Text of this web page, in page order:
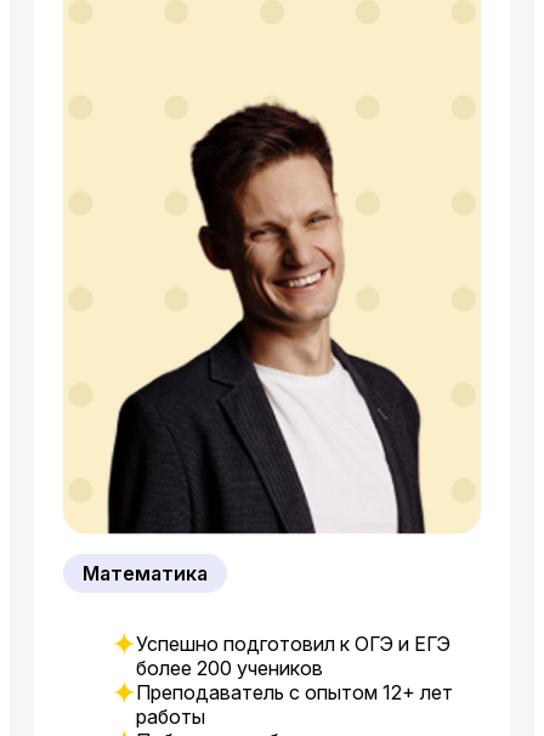
Математика
Успешно подготовил к ОГЭ и ЕГЭ
более 200 учеников
Преподаватель с опытом 12+ лет
работы